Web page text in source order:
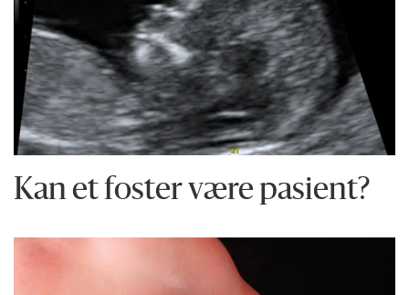
Kan et foster være pasient?